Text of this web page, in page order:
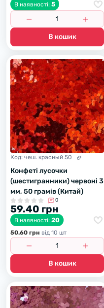
В наявності: 5
В кошик
Код: чеш. красный 50
Конфеті лусочки
(шестигранники) червоні 3
мм, 50 грамів (Китай)
0
59.40 грн
В наявності: 20
50.60 грн вiд 10 шт
В кошик